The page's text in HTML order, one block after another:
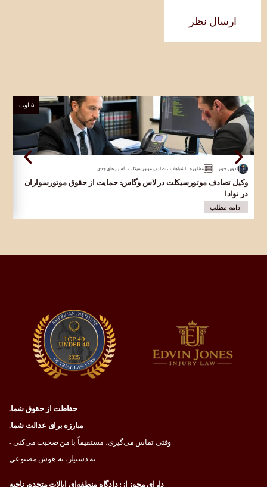
ارسال نظر
۵ اوت
ادوین جونز مشاوره،اشتباهات ،تصادف موتورسیکلت ،آسیب‌های جدی
وکیل تصادف موتورسیکلت در لاس وگاس: حمایت از حقوق موتورسواران
در نوادا
ادامه مطلب
حفاظت از حقوق شما.
مبارزه برای عدالت شما.
وقتی تماس می‌گیری، مستقیماً با من صحبت می‌کنی -
نه دستیار، نه هوش مصنوعی
دارای مجوز از: دادگاه منطقه‌ای ایالات متحده، ناحیه